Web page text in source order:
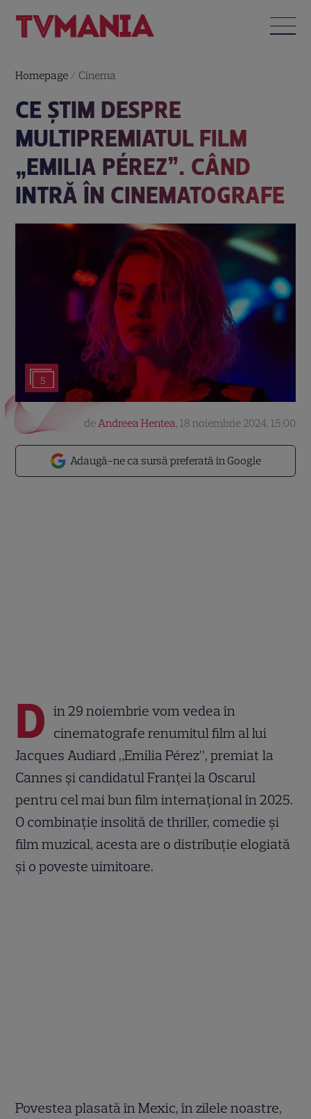
Homepage / Cinema
CE ȘTIM DESPRE
MULTIPREMIATUL FILM
„EMILIA PÉREZ”. CÂND
INTRĂ ÎN CINEMATOGRAFE
5
Adaugă-ne ca sursă preferată în Google
deAndreea Hentea, 18 noiembrie 2024, 15:00
D in 29 noiembrie vom vedea în
cinematografe renumitul film al lui
Jacques Audiard „Emilia Pérez”, premiat la
Cannes și candidatul Franței la Oscarul
pentru cel mai bun film internațional în 2025.
O combinație insolită de thriller, comedie și
film muzical, acesta are o distribuție elogiată
și o poveste uimitoare.
Povestea plasată în Mexic, în zilele noastre,